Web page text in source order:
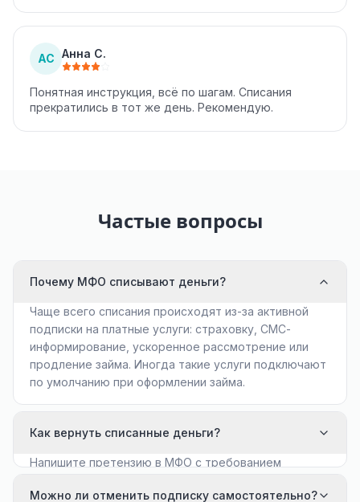
АС Анна С.
Понятная инструкция, всё по шагам. Списания
прекратились в тот же день. Рекомендую.
Частые вопросы
Почему МФО списывают деньги?
Чаще всего списания происходят из-за активной
подписки на платные услуги: страховку, СМС-
информирование, ускоренное рассмотрение или
продление займа. Иногда такие услуги подключают
по умолчанию при оформлении займа.
Как вернуть списанные деньги?
Напишите претензию в МФО с требованием
без вашего согласия. Если ответа нет в течение 10
Можно ли отменить подписку самостоятельно?